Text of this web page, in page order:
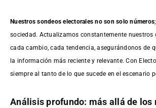
Nuestros sondeos electorales no son solo números
sociedad. Actualizamos constantemente nuestros
cada cambio, cada tendencia, asegurándonos de
la información más reciente y relevante. Con
siempre al tanto de lo que sucede en el escenario
Análisis profundo: más allá de los